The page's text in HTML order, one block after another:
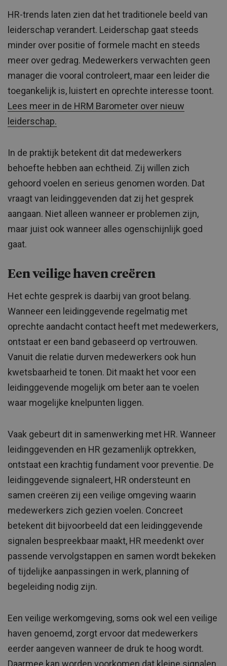
HR-trends laten zien dat het traditionele beeld van
leiderschap verandert. Leiderschap gaat steeds
minder over positie of formele macht en steeds
meer over gedrag. Medewerkers verwachten geen
manager die vooral controleert, maar een leider die
toegankelijk is, luistert en oprechte interesse toont.
Lees meer in de HRM Barometer over nieuw
leiderschap.
In de praktijk betekent dit dat medewerkers
behoefte hebben aan echtheid. Zij willen zich
gehoord voelen en serieus genomen worden. Dat
vraagt van leidinggevenden dat zij het gesprek
aangaan. Niet alleen wanneer er problemen zijn,
maar juist ook wanneer alles ogenschijnlijk goed
gaat.
Een veilige haven creëren
Het echte gesprek is daarbij van groot belang.
Wanneer een leidinggevende regelmatig met
oprechte aandacht contact heeft met medewerkers,
ontstaat er een band gebaseerd op vertrouwen.
Vanuit die relatie durven medewerkers ook hun
kwetsbaarheid te tonen. Dit maakt het voor een
leidinggevende mogelijk om beter aan te voelen
waar mogelijke knelpunten liggen.
Vaak gebeurt dit in samenwerking met HR. Wanneer
leidinggevenden en HR gezamenlijk optrekken,
ontstaat een krachtig fundament voor preventie. De
leidinggevende signaleert, HR ondersteunt en
samen creëren zij een veilige omgeving waarin
medewerkers zich gezien voelen. Concreet
betekent dit bijvoorbeeld dat een leidinggevende
signalen bespreekbaar maakt, HR meedenkt over
passende vervolgstappen en samen wordt bekeken
of tijdelijke aanpassingen in werk, planning of
begeleiding nodig zijn.
Een veilige werkomgeving, soms ook wel een veilige
haven genoemd, zorgt ervoor dat medewerkers
eerder aangeven wanneer de druk te hoog wordt.
Daarmee kan worden voorkomen dat kleine signalen